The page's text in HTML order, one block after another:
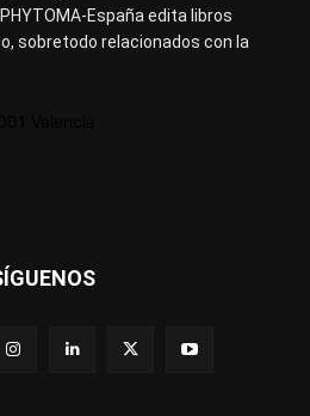
España edita libros
sobretodo relacionados con la